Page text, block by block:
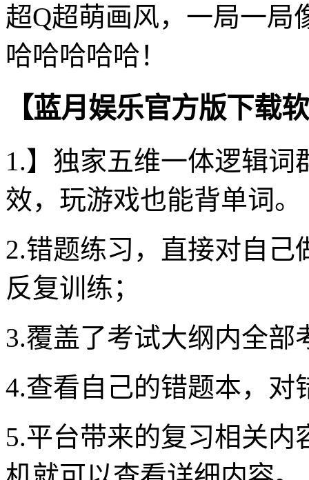
超Q超萌画风，一局一局
哈哈哈哈哈！
【蓝月娱乐官方版下载
1.】独家五维一体逻辑
效，玩游戏也能背单词。
2.错题练习，直接对自
反复训练；
3.覆盖了考试大纲内全部
4.查看自己的错题本，对
5.平台带来的复习相关